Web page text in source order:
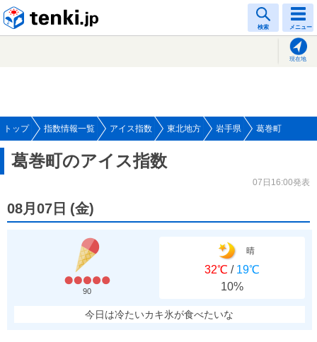
検索 メニュー
現在地
トップ 指数情報一覧 アイス指数 東北地方 岩手県 葛巻町
葛巻町のアイス指数
07日16:00発表
08月07日 (金)
90
晴
32℃ / 19℃
10%
今日は冷たいカキ氷が食べたいな